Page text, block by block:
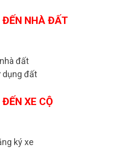
ĐẾN NHÀ ĐẤT
đất
dụng đất
XE CỘ
ký xe